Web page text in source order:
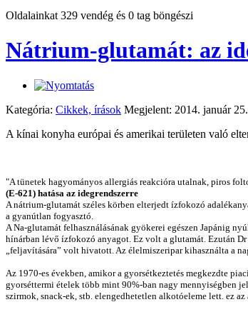
Oldalainkat 329 vendég és 0 tag böngészi
Nátrium-glutamát: az
Kategória: Cikkek, írások Megjelent: 2014. január
A kínai konyha európai és amerikai területen való
"A tünetek hagyományos allergiás reakcióra utalnak, piros
(E-621) hatása az idegrendszerre
A nátrium-glutamát széles körben elterjedt ízfokozó
a gyanútlan fogyasztó.
A Na-glutamát felhasználásának gyökerei egészen Japánig
hínárban lévő ízfokozó anyagot. Ez volt a glutamát. Ezután
„feljavítására” volt hivatott. Az élelmiszeripar kihasználta a
Az 1970-es években, amikor a gyorsétkeztetés megkezdte
gyorséttermi ételek több mint 90%-ban nagy mennyiségben
szirmok, snack-ek, stb. elengedhetetlen alkotóeleme lett. ez